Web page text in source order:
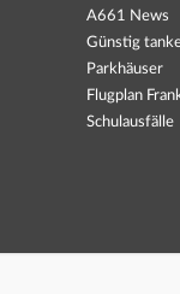
A661 News
Günstig
Parkhäuser
Flugplan
Schulausfälle